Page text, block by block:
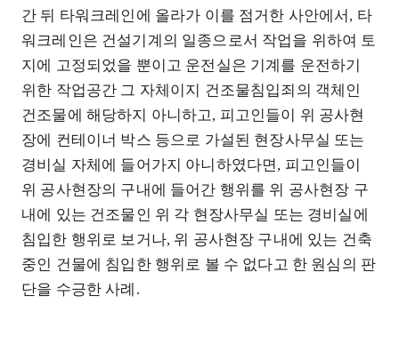
간 뒤 타워크레인에 올라가 이를 점거한 사안에서, 타
워크레인은 건설기계의 일종으로서 작업을 위하여 토
지에 고정되었을 뿐이고 운전실은 기계를 운전하기
위한 작업공간 그 자체이지 건조물침입죄의 객체인
건조물에 해당하지 아니하고, 피고인들이 위 공사현
장에 컨테이너 박스 등으로 가설된 현장사무실 또는
경비실 자체에 들어가지 아니하였다면, 피고인들이
위 공사현장의 구내에 들어간 행위를 위 공사현장 구
내에 있는 건조물인 위 각 현장사무실 또는 경비실에
침입한 행위로 보거나, 위 공사현장 구내에 있는 건축
중인 건물에 침입한 행위로 볼 수 없다고 한 원심의 판
단을 수긍한 사례.